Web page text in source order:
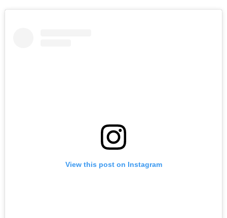
View this post on Instagram